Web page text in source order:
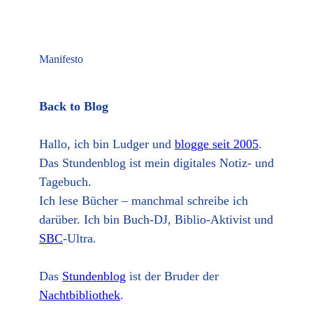
Manifesto
Back to Blog
Hallo, ich bin Ludger und blogge seit 2005.
Das Stundenblog ist mein digitales Notiz- und
Tagebuch.
Ich lese Bücher – manchmal schreibe ich
darüber. Ich bin Buch-DJ, Biblio-Aktivist und
SBC-Ultra.
Das Stundenblog ist der Bruder der
Nachtbibliothek.